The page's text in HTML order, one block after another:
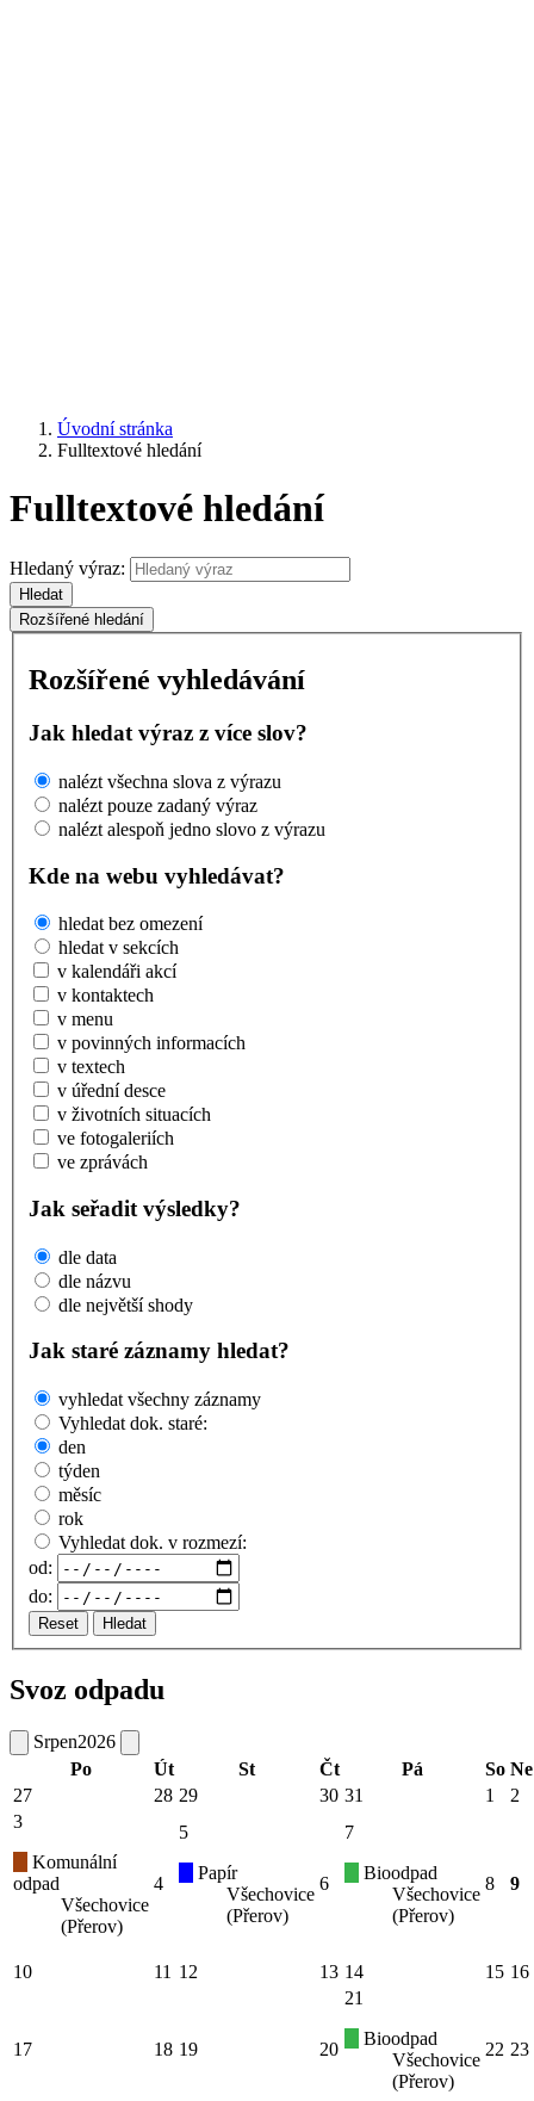
Úvodní stránka
Fulltextové hledání
Fulltextové hledání
Hledaný výraz:
Hledat
Rozšířené hledání
Rozšířené vyhledávání
Jak hledat výraz z více slov?
nalézt všechna slova z výrazu
nalézt pouze zadaný výraz
nalézt alespoň jedno slovo z výrazu
Kde na webu vyhledávat?
hledat bez omezení
hledat v sekcích
v kalendáři akcí
v kontaktech
v menu
v povinných informacích
v textech
v úřední desce
v životních situacích
ve fotogaleriích
ve zprávách
Jak seřadit výsledky?
dle data
dle názvu
dle největší shody
Jak staré záznamy hledat?
vyhledat všechny záznamy
Vyhledat dok. staré:
den
týden
měsíc
rok
Vyhledat dok. v rozmezí:
od:
do:
Reset Hledat
Svoz odpadu
Srpen2026
Po
Út St Čt Pá So Ne
27
28 29 30 31 1
2
3
Komunální
odpad
Všechovice
(Přerov)
4
5
Papír
Všechovice
(Přerov)
6
7
Bioodpad
Všechovice
(Přerov)
8 9
10 11 12 13 14 15 16
17 18 19 20
21
Bioodpad
Všechovice
(Přerov)
22 23